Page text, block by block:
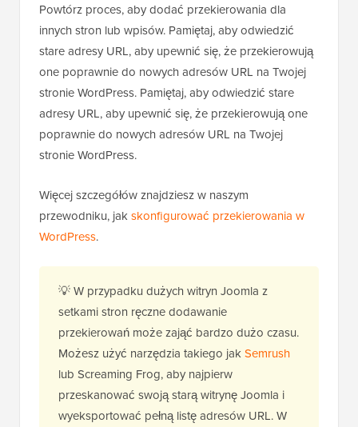
Powtórz proces, aby dodać przekierowania dla
innych stron lub wpisów. Pamiętaj, aby odwiedzić
stare adresy URL, aby upewnić się, że przekierowują
one poprawnie do nowych adresów URL na Twojej
stronie WordPress. Pamiętaj, aby odwiedzić stare
adresy URL, aby upewnić się, że przekierowują one
poprawnie do nowych adresów URL na Twojej
stronie WordPress.
Więcej szczegółów znajdziesz w naszym
przewodniku, jakskonfigurować przekierowania w
WordPress.
💡 W przypadku dużych witryn Joomla z
setkami stron ręczne dodawanie
przekierowań może zająć bardzo dużo czasu.
Możesz użyć narzędzia takiego jakSemrush
lub Screaming Frog, aby najpierw
przeskanować swoją starą witrynę Joomla i
wyeksportować pełną listę adresów URL. W